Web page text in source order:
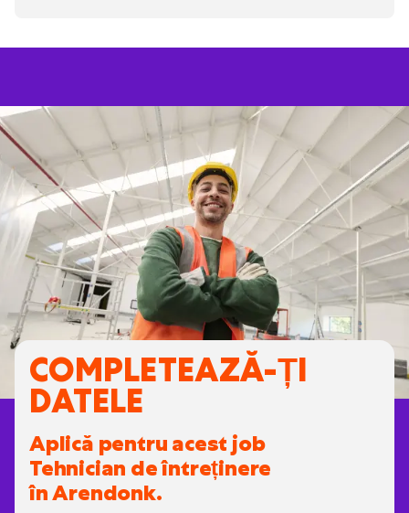
COMPLETEAZĂ-ȚI
DATELE
Aplică pentru acest job
Tehnician de întreținere
în Arendonk.